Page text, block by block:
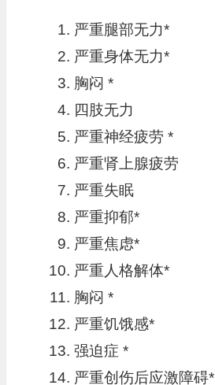
严重腿部无力*
严重身体无力*
胸闷 *
四肢无力
严重神经疲劳 *
严重肾上腺疲劳
严重失眠
严重抑郁*
严重焦虑*
严重人格解体*
胸闷 *
严重饥饿感*
强迫症 *
严重创伤后应激障碍*